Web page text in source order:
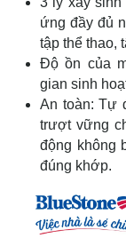
ứng đầy đủ
tập thể thao,
Độ ồn của
gian sinh
An toàn: Tự
trượt vững
động không
đúng khớp.